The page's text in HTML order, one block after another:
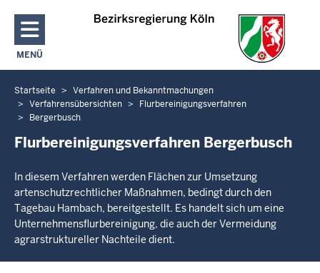
Direkt zum Inhalt
MENÜ
NAVIGATION AKTIVIEREN/DEAKTIVIEREN: HAUPTMENÜ
Sie
befinden
hier
Startseite
Verfahren und Bekanntmachungen
Verfahrensübersichten
Flurbereinigungsverfahren
Bergerbusch
Flurbereinigungsverfahren Bergerbusch
In diesem Verfahren werden Flächen zur Umsetzung
artenschutzrechtlicher Maßnahmen, bedingt durch den
Tagebau Hambach, bereitgestellt. Es handelt sich um eine
Unternehmensflurbereinigung, die auch der Vermeidung
agrarstruktureller Nachteile dient.